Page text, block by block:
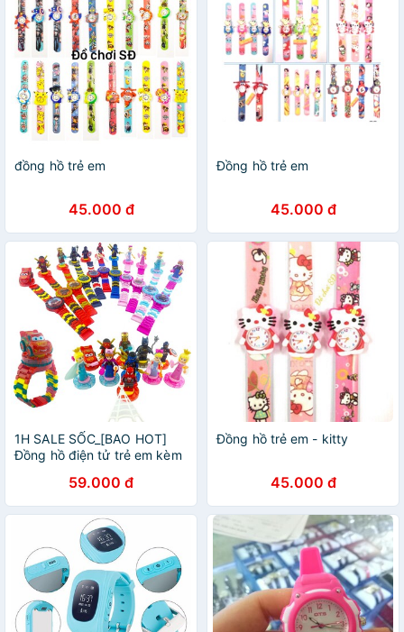
đồng hồ trẻ em
45.000 đ
Đồng hồ trẻ em
45.000 đ
1H SALE SỐC_[BAO HOT]
Đồng hồ điện tử trẻ em kèm
nhiều mẫu để chọn
59.000 đ
Đồng hồ trẻ em - kitty
45.000 đ